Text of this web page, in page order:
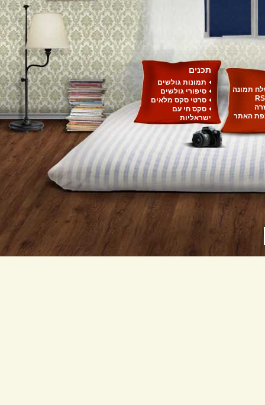
תמונה
האתר
תכנים
תמונות גולשים
סיפורי גולשים
סרטי סקס מלאים
סקס חי עם
ישראליות